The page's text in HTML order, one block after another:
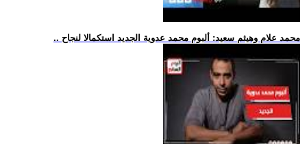
.. محمد علام وهيثم سعيد: ألبوم محمد عدوية الجديد استكمالا لنجاح